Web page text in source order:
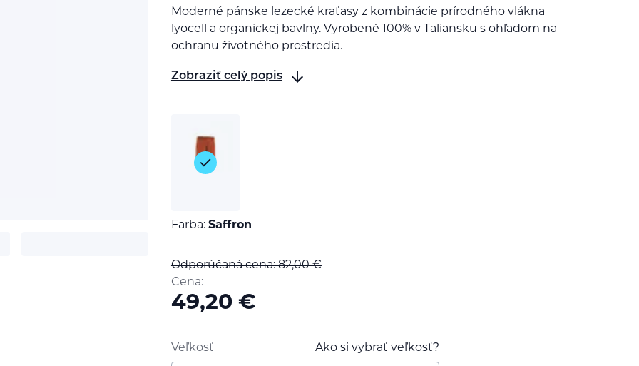
Moderné pánske lezecké kraťasy z kombinácie prírodného vlákna
lyocell a organickej bavlny. Vyrobené 100% v Taliansku s ohľadom na
ochranu životného prostredia.
Zobraziť celý popis
Farba: Saffron
Odporúčaná cena: 82,00€
Cena:
49,20 €
Ako si vybrať veľkosť?
Veľkosť